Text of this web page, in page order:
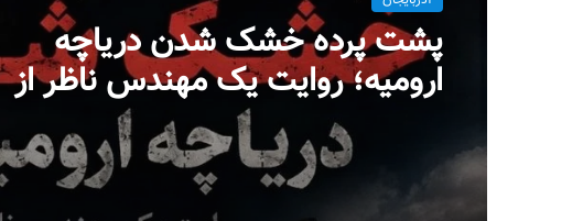
پشت پرده خشک شدن دریاچه
ارومیه؛ روایت یک مهندس ناظر از
پروژه‌ای در بستر دریاچه به قلم:
میلاد ایوبی ایروانلو فعال سیاسی و
مهندس ناظر سابق قرارگاه